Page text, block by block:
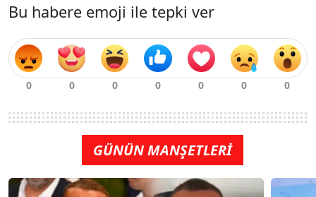
Bu habere emoji ile tepki ver
GÜNÜN MANŞETLERİ